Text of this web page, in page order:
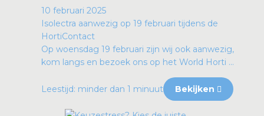
10 februari 2025
Isolectra aanwezig op 19 februari tijdens de
HortiContact
Op woensdag 19 februari zijn wij ook aanwezig,
kom langs en bezoek ons op het World Horti ...
Leestijd: minder dan 1 minuut Bekijken